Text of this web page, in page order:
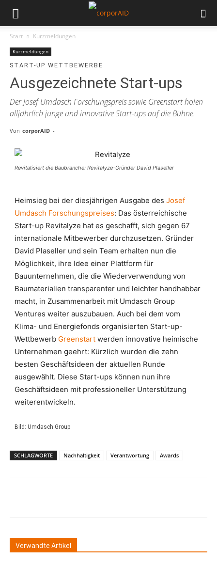
Start Kurzmeldungen
Kurzmeldungen
START-UP WETTBEWERBE
Ausgezeichnete Start-ups
Der Josef Umdasch Forschungspreis sowie Greenstart holen
alljährlich junge und innovative Start-ups auf die Bühne.
Von corporAID -
Revitalisiert die Baubranche: Revitalyze-Gründer David Plaseller
Heimsieg bei der diesjährigen Ausgabe des Josef
Umdasch Forschungspreises: Das österreichische
Start-up Revitalyze hat es geschafft, sich gegen 67
internationale Mitbewerber durchzusetzen. Gründer
David Plaseller und sein Team erhalten nun die
Möglichkeit, ihre Idee einer Plattform für
Bauunternehmen, die die Wiederverwendung von
Baumaterialien transparenter und leichter handhabbar
macht, in Zusammenarbeit mit Umdasch Group
Ventures weiter auszubauen. Auch bei dem vom
Klima- und Energiefonds organisierten Start-up-
Wettbewerb Greenstart werden innovative heimische
Unternehmen geehrt: Kürzlich wurden die zehn
besten Geschäftsideen der aktuellen Runde
ausgewählt. Diese Start-ups können nun ihre
Geschäftsideen mit professioneller Unterstützung
weiterentwickeln.
Bild: Umdasch Group
SCHLAGWORTE Nachhaltigkeit Verantwortung Awards
Verwandte Artikel